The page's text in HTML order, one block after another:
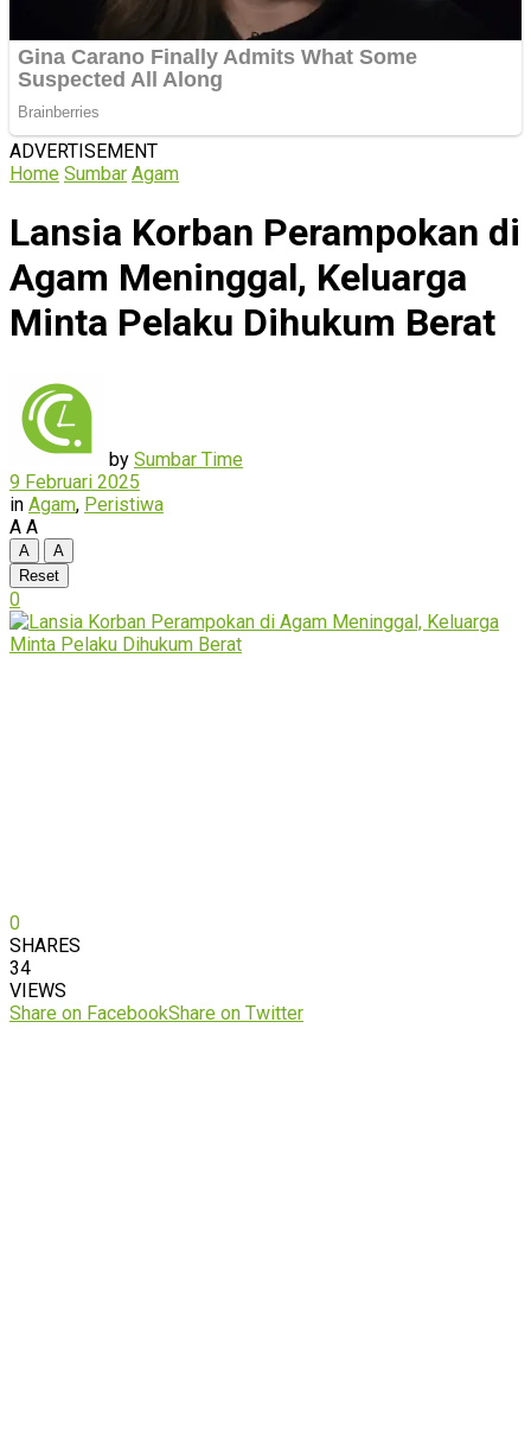
ADVERTISEMENT
Home Sumbar Agam
Lansia Korban Perampokan di
Agam Meninggal, Keluarga
Minta Pelaku Dihukum Berat
by Sumbar Time
9 Februari 2025
in Agam, Peristiwa
A A
A
A
Reset
0
0
SHARES
34
VIEWS
Share on FacebookShare on Twitter